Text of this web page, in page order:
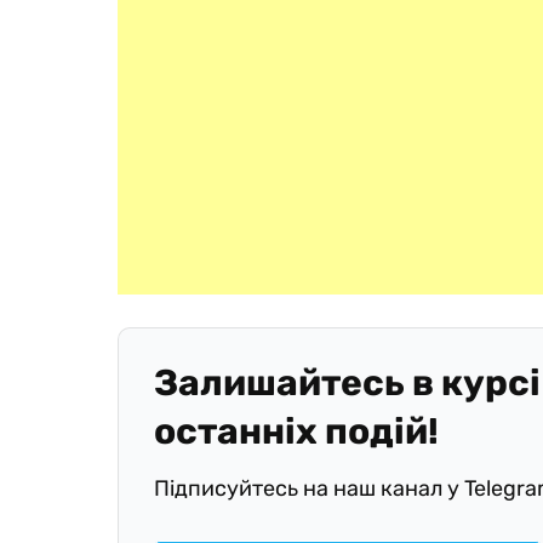
Залишайтесь в курсі
останніх подій!
Підписуйтесь на наш канал у